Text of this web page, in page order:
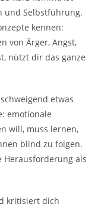
und Selbstführung.
kennen:
von Ärger, Angst,
nützt dir das ganze
etwas
emotionale
will, muss lernen,
blind zu folgen.
Herausforderung als
kritisiert dich